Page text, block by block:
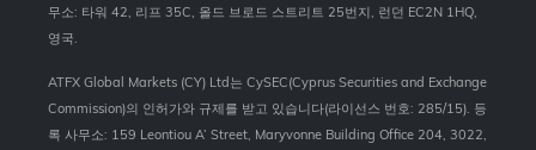
무소: 타워 42, 리프 35C, 올드 브로드 스트리트 25번지, 런던 EC2N 1HQ,
영국.
ATFX Global Markets (CY) Ltd는 CySEC(Cyprus Securities and Exchange
Commission)의 인허가와 규제를 받고 있습니다(라이선스 번호: 285/15). 등
록 사무소: 159 Leontiou A’ Street, Maryvonne Building Office 204, 3022,